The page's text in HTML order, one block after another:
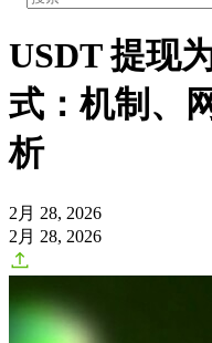
USDT 提现
式：机制、
析
2月 28, 2026
2月 28, 2026